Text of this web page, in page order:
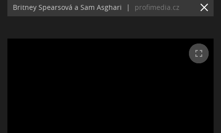
Britney Spearsová a Sam Asghari | profimedia.cz